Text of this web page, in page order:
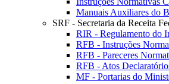
Manuais Auxiliares do
SRF - Secretaria da Receita
RIR - Regulamento do
RFB - Instruções
RFB - Pareceres
RFB - Atos
MF - Portarias do